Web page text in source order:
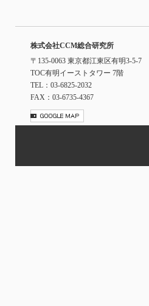
株式会社CCM総合研究所
〒135-0063 東京都江東区有明3-5-7
TOC有明イーストタワー 7階
TEL：03-6825-2032
FAX：03-6735-4367